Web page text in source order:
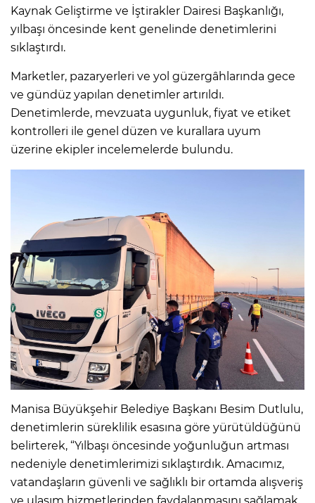
Kaynak Geliştirme ve İştirakler Dairesi Başkanlığı,
yılbaşı öncesinde kent genelinde denetimlerini
sıklaştırdı.
Marketler, pazaryerleri ve yol güzergâhlarında gece
ve gündüz yapılan denetimler artırıldı.
Denetimlerde, mevzuata uygunluk, fiyat ve etiket
kontrolleri ile genel düzen ve kurallara uyum
üzerine ekipler incelemelerde bulundu.
Manisa Büyükşehir Belediye Başkanı Besim Dutlulu,
denetimlerin süreklilik esasına göre yürütüldüğünü
belirterek, “Yılbaşı öncesinde yoğunluğun artması
nedeniyle denetimlerimizi sıklaştırdık. Amacımız,
vatandaşların güvenli ve sağlıklı bir ortamda alışveriş